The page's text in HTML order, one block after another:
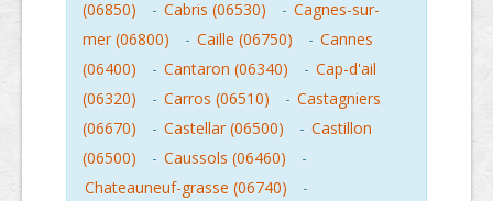
(06850) - Cabris (06530) - Cagnes-sur-
mer (06800)
- Caille (06750) - Cannes
(06400)
- Cantaron (06340) - Cap-d'ail
(06320)
- Carros (06510) - Castagniers
(06670)
- Castellar (06500) - Castillon
(06500)
- Caussols (06460)
-
Chateauneuf-grasse (06740)
-